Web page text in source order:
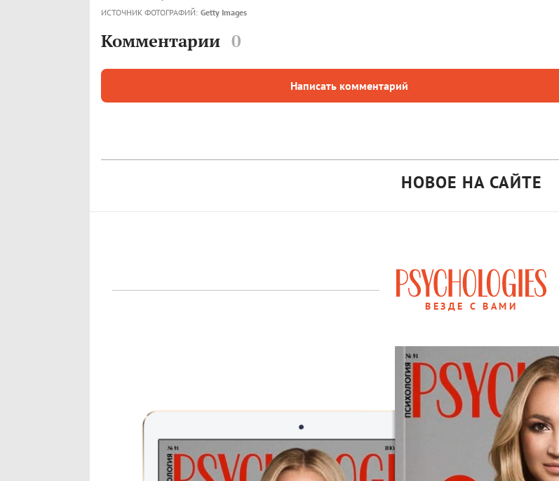
ИСТОЧНИК ФОТОГРАФИЙ: Getty Images
Комментарии 0
Написать комментарий
НОВОЕ НА САЙТЕ
ВЕЗДЕ С ВАМИ